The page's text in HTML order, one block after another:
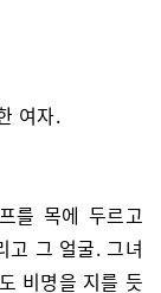
여자.
를 목에 두르고
고 그 얼굴. 그녀
비명을 지를 듯